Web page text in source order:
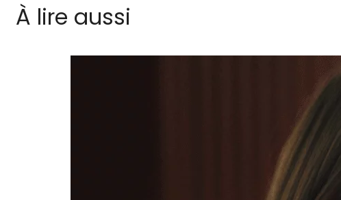
À lire aussi